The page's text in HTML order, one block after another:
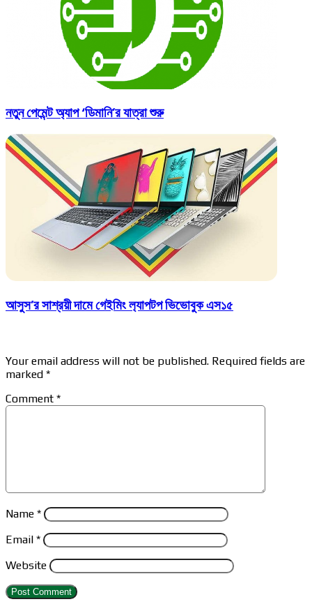
নতুন পেমেন্ট অ্যাপ ‘ডিমানি’র যাত্রা শুরু
আসুস’র সাশ্রয়ী দামে গেইমিং ল‍্যাপটপ ভিভোবুক এস১৫
Your email address will not be published. Required fields are
marked *
Comment *
Name *
Email *
Website